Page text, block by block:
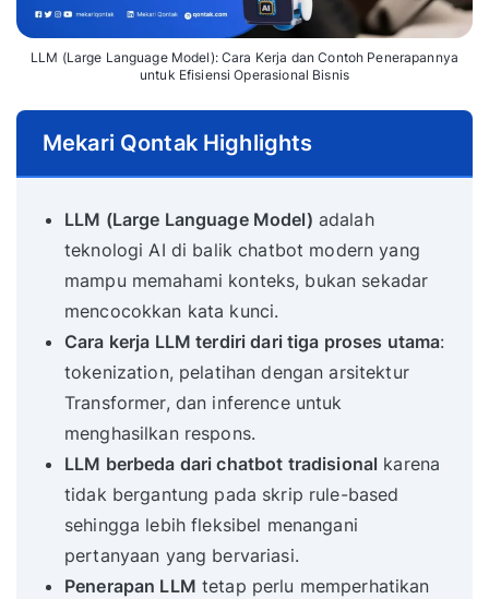
LLM (Large Language Model): Cara Kerja dan Contoh Penerapannya
untuk Efisiensi Operasional Bisnis
Mekari Qontak Highlights
LLM (Large Language Model) adalah
teknologi AI di balik chatbot modern yang
mampu memahami konteks, bukan sekadar
mencocokkan kata kunci.
Cara kerja LLM terdiri dari tiga proses utama:
tokenization, pelatihan dengan arsitektur
Transformer, dan inference untuk
menghasilkan respons.
LLM berbeda dari chatbot tradisional karena
tidak bergantung pada skrip rule-based
sehingga lebih fleksibel menangani
pertanyaan yang bervariasi.
Penerapan LLM tetap perlu memperhatikan